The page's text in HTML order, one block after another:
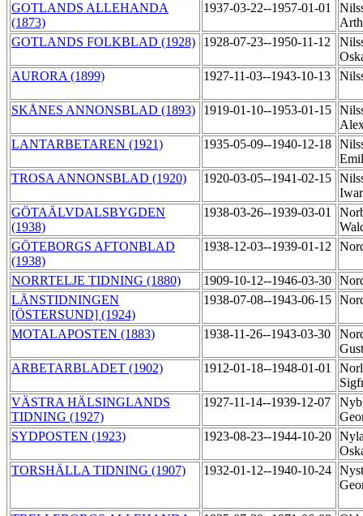
GOTLANDS ALLEHANDA
(1873)
1937-03-22--1957-01-01
GOTLANDS FOLKBLAD (1928)
1928-07-23--1950-11-12
AURORA (1899)
1927-11-03--1943-10-13
SKÅNES ANNONSBLAD (1893) 1919-01-10--1953-01-15
LANTARBETAREN (1921)
1935-05-09--1940-12-18
TROSA ANNONSBLAD (1920)
1920-03-05--1941-02-15
GÖTAÄLVDALSBYGDEN
(1938)
1938-03-26--1939-03-01
GÖTEBORGS AFTONBLAD
(1938)
1938-12-03--1939-01-12
NORRTELJE TIDNING (1880) 1909-10-12--1946-03-30
LÄNSTIDNINGEN
[ÖSTERSUND] (1924)
1938-07-08--1943-06-15
MOTALAPOSTEN (1883) 1938-11-26--1943-03-30
ARBETARBLADET (1902)
1912-01-18--1948-01-01
VÄSTRA HÄLSINGLANDS
TIDNING (1927)
1927-11-14--1939-12-07
SYDPOSTEN (1923)
1923-08-23--1944-10-20
TORSHÄLLA TIDNING (1907)
1932-01-12--1940-10-24